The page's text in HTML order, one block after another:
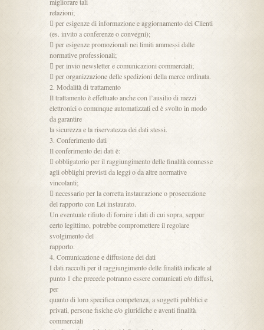
relazioni;
 per esigenze di informazione e aggiornamento dei Clienti
(es. invito a conferenze o convegni);
 per esigenze promozionali nei limiti ammessi dalle
normative professionali;
 per invio newsletter e comunicazioni commerciali;
 per organizzazione delle spedizioni della merce ordinata.
2. Modalità di trattamento
Il trattamento è effettuato anche con l’ausilio di mezzi
elettronici o comunque automatizzati ed è svolto in modo
da garantire
la sicurezza e la riservatezza dei dati stessi.
3. Conferimento dati
Il conferimento dei dati è:
 obbligatorio per il raggiungimento delle finalità connesse
agli obblighi previsti da leggi o da altre normative
vincolanti;
 necessario per la corretta instaurazione o prosecuzione
del rapporto con Lei instaurato.
Un eventuale rifiuto di fornire i dati di cui sopra, seppur
certo legittimo, potrebbe compromettere il regolare
svolgimento del
rapporto.
4. Comunicazione e diffusione dei dati
I dati raccolti per il raggiungimento delle finalità indicate al
punto 1 che precede potranno essere comunicati e/o diffusi,
per
quanto di loro specifica competenza, a soggetti pubblici e
privati, persone fisiche e/o giuridiche e aventi finalità
commerciali